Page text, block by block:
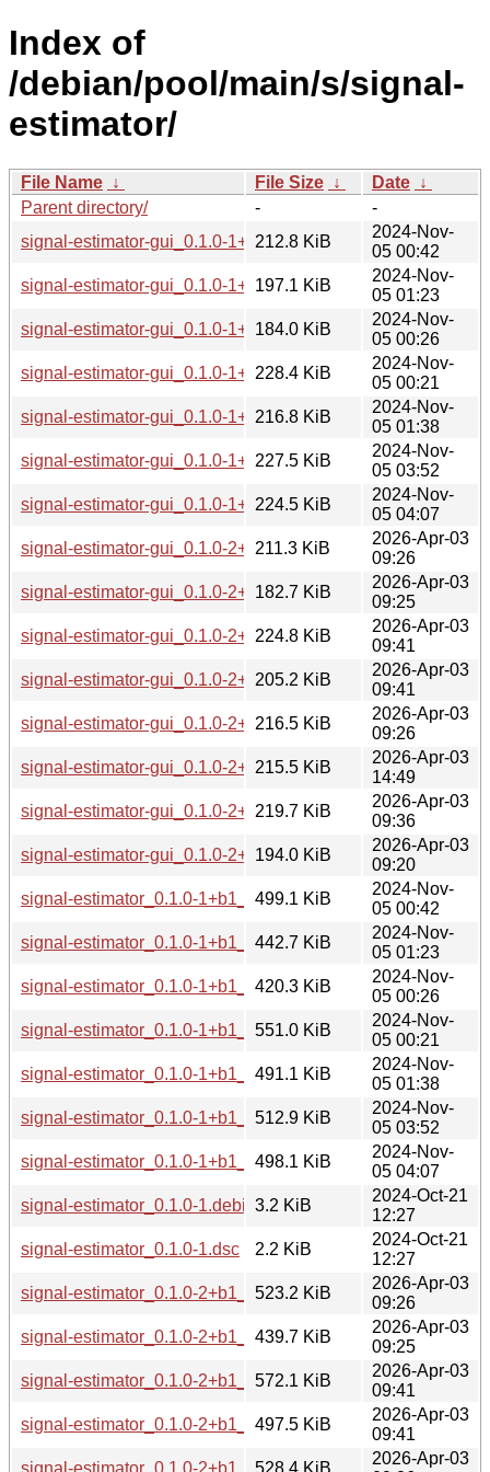
Index of
/debian/pool/main/s/signal-
estimator/
File Name ↓ File Size ↓ Date ↓
Parent directory/
-
-
signal-estimator-gui_0.1.0-1+b1_amd64.deb
212.8 KiB
2024-Nov-
05 00:42
signal-estimator-gui_0.1.0-1+b1_arm64.deb
197.1 KiB
2024-Nov-
05 01:23
signal-estimator-gui_0.1.0-1+b1_armhf.deb
184.0 KiB
2024-Nov-
05 00:26
signal-estimator-gui_0.1.0-1+b1_i386.deb
228.4 KiB
2024-Nov-
05 00:21
signal-estimator-gui_0.1.0-1+b1_ppc64el.deb
216.8 KiB
2024-Nov-
05 01:38
signal-estimator-gui_0.1.0-1+b1_riscv64.deb
227.5 KiB
2024-Nov-
05 03:52
signal-estimator-gui_0.1.0-1+b1_s390x.deb
224.5 KiB
2024-Nov-
05 04:07
signal-estimator-gui_0.1.0-2+b1_amd64.deb
211.3 KiB
2026-Apr-03
09:26
signal-estimator-gui_0.1.0-2+b1_armhf.deb
182.7 KiB
2026-Apr-03
09:25
signal-estimator-gui_0.1.0-2+b1_i386.deb
224.8 KiB
2026-Apr-03
09:41
signal-estimator-gui_0.1.0-2+b1_loong64.deb
205.2 KiB
2026-Apr-03
09:41
signal-estimator-gui_0.1.0-2+b1_ppc64el.deb
216.5 KiB
2026-Apr-03
09:26
signal-estimator-gui_0.1.0-2+b1_riscv64.deb
215.5 KiB
2026-Apr-03
14:49
signal-estimator-gui_0.1.0-2+b1_s390x.deb
219.7 KiB
2026-Apr-03
09:36
signal-estimator-gui_0.1.0-2+b2_arm64.deb
194.0 KiB
2026-Apr-03
09:20
signal-estimator_0.1.0-1+b1_amd64.deb
499.1 KiB
2024-Nov-
05 00:42
signal-estimator_0.1.0-1+b1_arm64.deb
442.7 KiB
2024-Nov-
05 01:23
signal-estimator_0.1.0-1+b1_armhf.deb
420.3 KiB
2024-Nov-
05 00:26
signal-estimator_0.1.0-1+b1_i386.deb
551.0 KiB
2024-Nov-
05 00:21
signal-estimator_0.1.0-1+b1_ppc64el.deb
491.1 KiB
2024-Nov-
05 01:38
signal-estimator_0.1.0-1+b1_riscv64.deb
512.9 KiB
2024-Nov-
05 03:52
signal-estimator_0.1.0-1+b1_s390x.deb
498.1 KiB
2024-Nov-
05 04:07
signal-estimator_0.1.0-1.debian.tar.xz
3.2 KiB
2024-Oct-21
12:27
signal-estimator_0.1.0-1.dsc
2.2 KiB
2024-Oct-21
12:27
signal-estimator_0.1.0-2+b1_amd64.deb
523.2 KiB
2026-Apr-03
09:26
signal-estimator_0.1.0-2+b1_armhf.deb
439.7 KiB
2026-Apr-03
09:25
signal-estimator_0.1.0-2+b1_i386.deb
572.1 KiB
2026-Apr-03
09:41
signal-estimator_0.1.0-2+b1_loong64.deb
497.5 KiB
2026-Apr-03
09:41
signal-estimator_0.1.0-2+b1_ppc64el.deb
528.4 KiB
2026-Apr-03